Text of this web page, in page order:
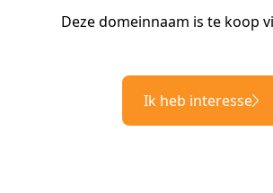
Deze domeinnaam is te koop
Ik heb interesse